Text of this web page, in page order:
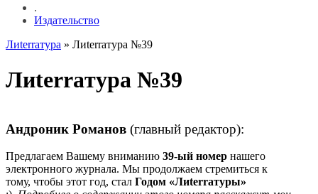
.
Издательство
Лиterraтура » Лиterraтура №39
Лиterraтура №39
Андроник Романов (главный редактор):
Предлагаем Вашему вниманию 39-ый номер нашего
электронного журнала. Мы продолжаем стремиться к
тому, чтобы этот год, стал Годом «Лиterraтуры»